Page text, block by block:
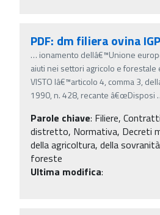
PDF: dm filiera ovina IGP
… ionamento dellâ€™Unione
aiuti nei settori agricolo e forestale
VISTO lâ€™articolo 4, comma 3,
1990, n. 428, recante â€œDisposi
Parole chiave: Filiere,
distretto, Normativa, Decreti
della agricoltura, della
foreste
Ultima modifica: